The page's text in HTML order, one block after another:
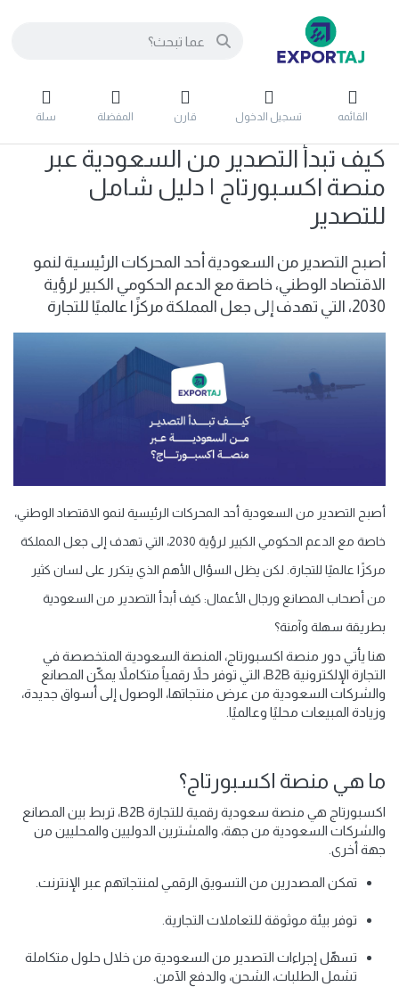
القائمه تسجيل الدخول قارن المفضلة سلة
كيف تبدأ التصدير من السعودية عبر
منصة اكسبورتاج | دليل شامل
للتصدير
أصبح التصدير من السعودية أحد المحركات الرئيسية لنمو
الاقتصاد الوطني، خاصة مع الدعم الحكومي الكبير لرؤية
2030، التي تهدف إلى جعل المملكة مركزًا عالميًا للتجارة
أصبح التصدير من السعودية أحد المحركات الرئيسية لنمو الاقتصاد الوطني،
خاصة مع الدعم الحكومي الكبير لرؤية 2030، التي تهدف إلى جعل المملكة
مركزًا عالميًا للتجارة. لكن يظل السؤال الأهم الذي يتكرر على لسان كثير
من أصحاب المصانع ورجال الأعمال: كيف أبدأ التصدير من السعودية
بطريقة سهلة وآمنة؟
هنا يأتي دور منصة اكسبورتاج، المنصة السعودية المتخصصة في
التجارة الإلكترونية B2B، التي توفر حلاً رقمياً متكاملاً يمكّن المصانع
والشركات السعودية من عرض منتجاتها، الوصول إلى أسواق جديدة،
وزيادة المبيعات محليًا وعالميًا.
ما هي منصة اكسبورتاج؟
اكسبورتاج هي منصة سعودية رقمية للتجارة B2B، تربط بين المصانع
والشركات السعودية من جهة، والمشترين الدوليين والمحليين من
جهة أخرى.
تمكن المصدرين من التسويق الرقمي لمنتجاتهم عبر الإنترنت.
توفر بيئة موثوقة للتعاملات التجارية.
تسهّل إجراءات التصدير من السعودية من خلال حلول متكاملة
تشمل الطلبات، الشحن، والدفع الآمن.